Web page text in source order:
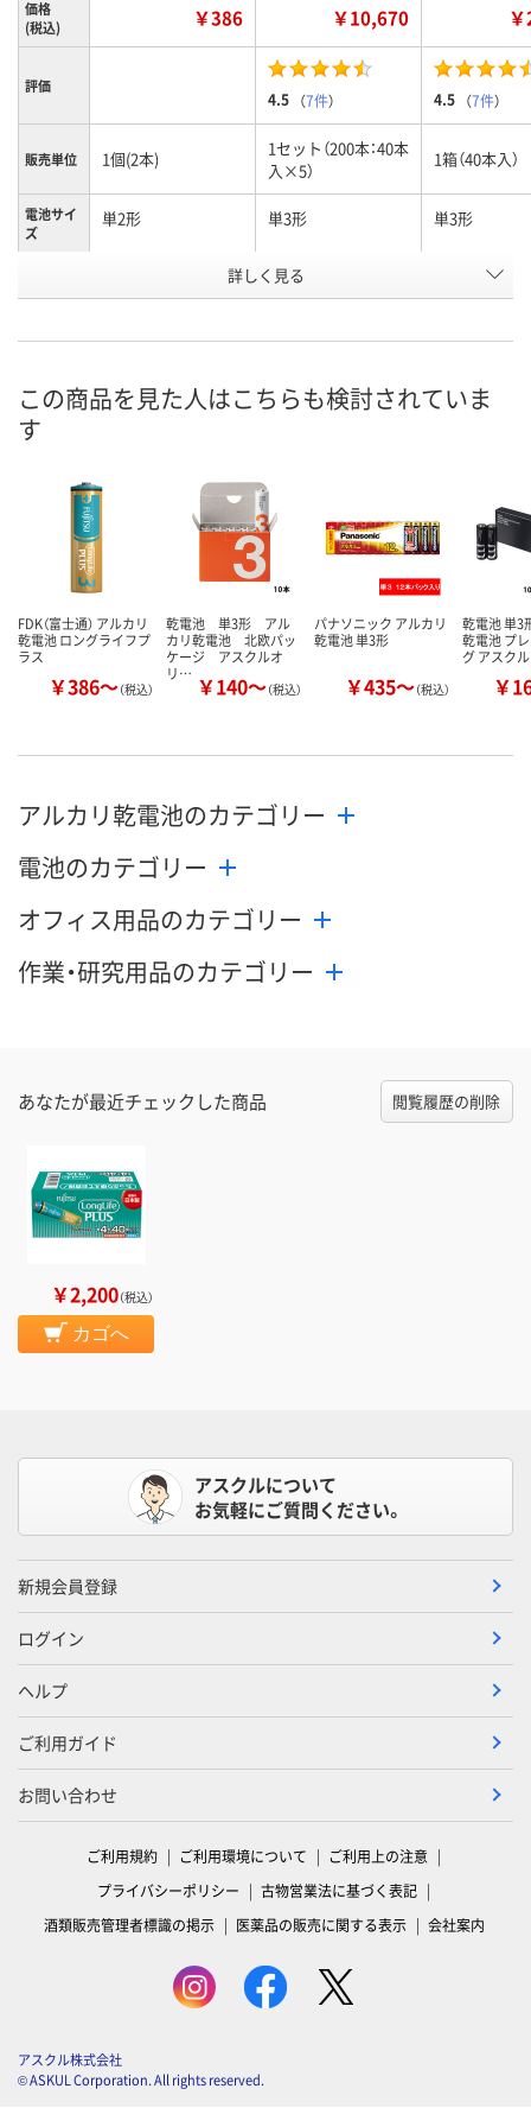
価格
(税込)
￥386 ￥10,670
評価
4.5 （7件） 4.5 （7件）
販売単位 1個(2本)
1セット（200本：40本
入×5）
1箱（40本入）
電池サイ
ズ
単2形 単3形 単3形
HE62604 U441303
カゴへ
詳しく見る
この商品を見た人はこちらも検討されていま
す
FDK（富士通） アルカリ
乾電池 ロングライフプ
ラス
￥386～（税込）
乾電池 単3形 アル
カリ乾電池 北欧パッ
ケージ アスクルオ
リ… ￥140～（税込）
パナソニック アルカリ
乾電池 単3形
￥435～（税込）
乾電池 単3
乾電池 プ
グ アスク
￥
アルカリ乾電池のカテゴリー
電池のカテゴリー
オフィス用品のカテゴリー
作業・研究用品のカテゴリー
あなたが最近チェックした商品 閲覧履歴の削除
￥2,200（税込）
カゴへ
アスクルについて
お気軽にご質問ください。
新規会員登録
ログイン
ヘルプ
ご利用ガイド
お問い合わせ
ご利用規約 ご利用環境について
ご利用上の注意
プライバシーポリシー
古物営業法に基づく表記
酒類販売管理者標識の掲示
医薬品の販売に関する表示 会社案内
アスクル株式会社
© ASKUL Corporation. All rights reserved.